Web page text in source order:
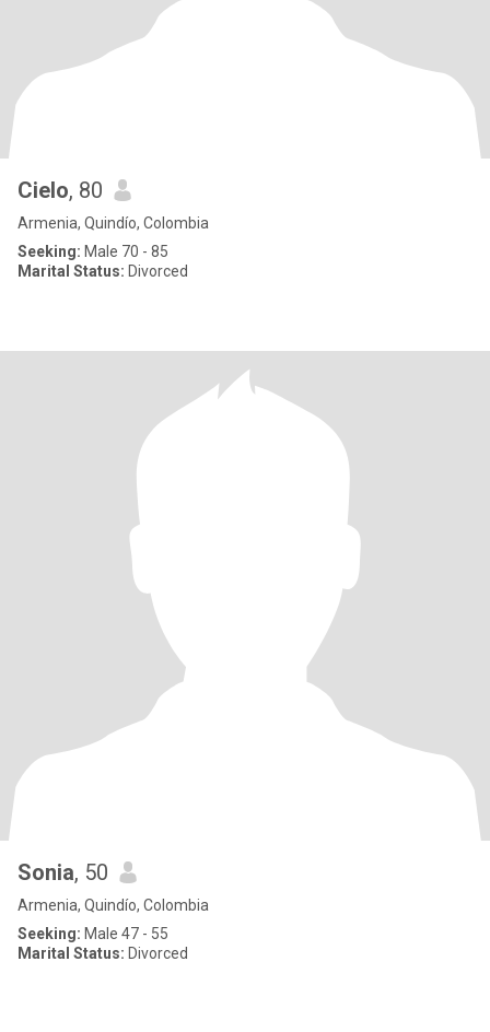
Cielo, 80
Armenia, Quindío, Colombia
Seeking: Male 70 - 85
Marital Status: Divorced
Sonia, 50
Armenia, Quindío, Colombia
Seeking: Male 47 - 55
Marital Status: Divorced